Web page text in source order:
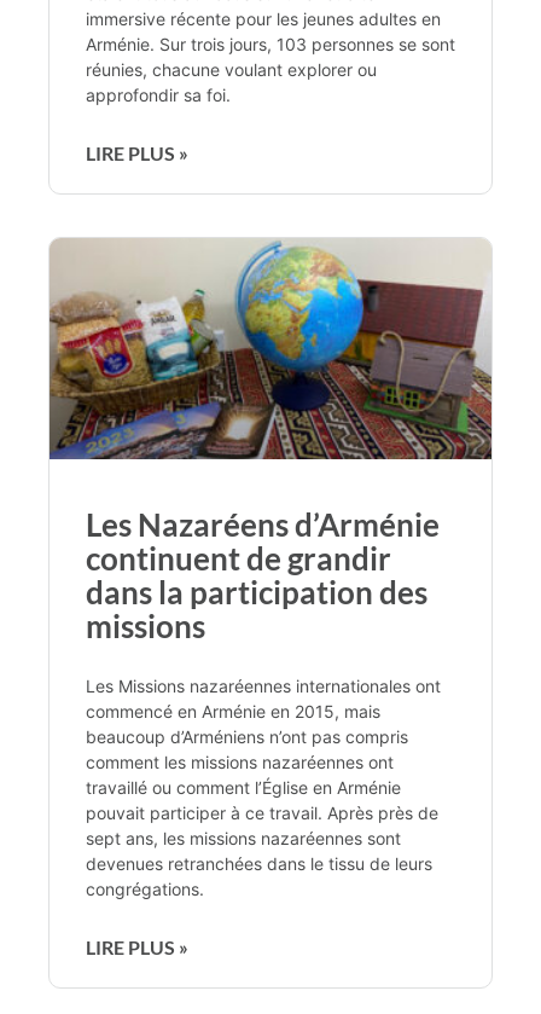
immersive récente pour les jeunes adultes en
Arménie. Sur trois jours, 103 personnes se sont
réunies, chacune voulant explorer ou
approfondir sa foi.
LIRE PLUS »
Les Nazaréens d’Arménie
continuent de grandir
dans la participation des
missions
Les Missions nazaréennes internationales ont
commencé en Arménie en 2015, mais
beaucoup d’Arméniens n’ont pas compris
comment les missions nazaréennes ont
travaillé ou comment l’Église en Arménie
pouvait participer à ce travail. Après près de
sept ans, les missions nazaréennes sont
devenues retranchées dans le tissu de leurs
congrégations.
LIRE PLUS »